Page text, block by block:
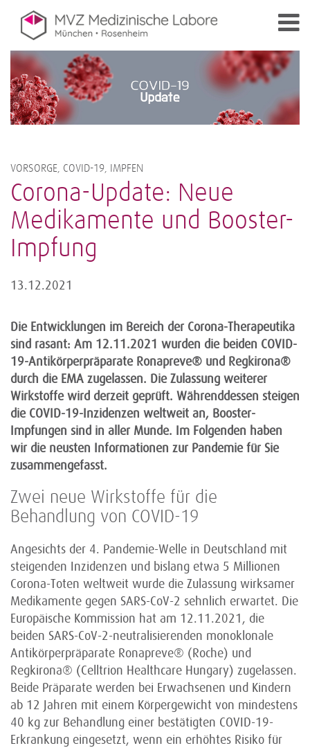
VORSORGE, COVID-19, IMPFEN
Corona-Update: Neue
Medikamente und Booster-
Impfung
13.12.2021
Die Entwicklungen im Bereich der Corona-Therapeutika
sind rasant: Am 12.11.2021 wurden die beiden COVID-
19-Antikörperpräparate Ronapreve® und Regkirona®
durch die EMA zugelassen. Die Zulassung weiterer
Wirkstoffe wird derzeit geprüft. Währenddessen steigen
die COVID-19-Inzidenzen weltweit an, Booster-
Impfungen sind in aller Munde. Im Folgenden haben
wir die neusten Informationen zur Pandemie für Sie
zusammengefasst.
Zwei neue Wirkstoffe für die
Behandlung von COVID-19
Angesichts der 4. Pandemie-Welle in Deutschland mit
steigenden Inzidenzen und bislang etwa 5 Millionen
Corona-Toten weltweit wurde die Zulassung wirksamer
Medikamente gegen SARS-CoV-2 sehnlich erwartet. Die
Europäische Kommission hat am 12.11.2021, die
beiden SARS-CoV-2-neutralisierenden monoklonale
Antikörperpräparate Ronapreve® (Roche) und
Regkirona® (Celltrion Healthcare Hungary) zugelassen.
Beide Präparate werden bei Erwachsenen und Kindern
ab 12 Jahren mit einem Körpergewicht von mindestens
40 kg zur Behandlung einer bestätigten COVID-19-
Erkrankung eingesetzt, wenn ein erhöhtes Risiko für